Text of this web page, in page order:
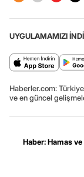
UYGULAMAMIZI
Haberler.com:
ve en güncel
Haber: Hamas